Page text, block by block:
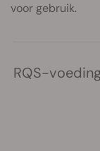
voor gebruik.
RQS-